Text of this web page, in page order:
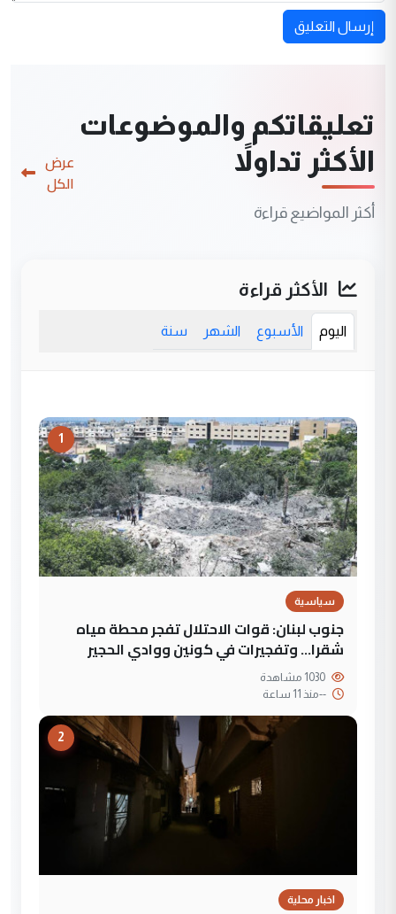
إرسال التعليق
تعليقاتكم والموضوعات
الأكثر تداولاً
أكثر المواضيع قراءة
عرض
الكل
الأكثر قراءة
اليوم الأسبوع الشهر سنة
1
سياسية
جنوب لبنان: قوات الاحتلال تفجر محطة مياه
شقرا… وتفجيرات في كونين ووادي الحجير
--منذ 11 ساعة
2
اخبار محلية